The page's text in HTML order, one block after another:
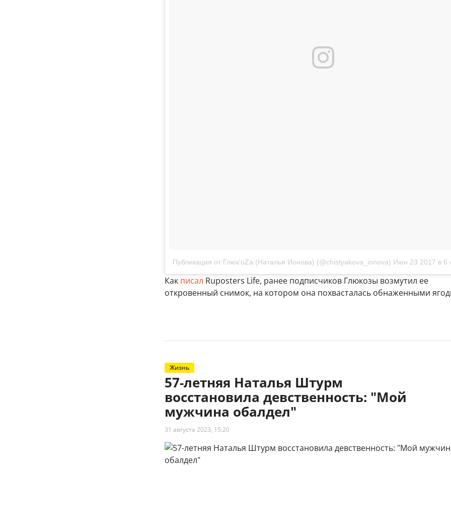
Публикация от Глюк'oZa (Наталья Ионова) (@chistyakova_ionova) Июн 23 2017 в
Как писал Ruposters Life, ранее подписчиков Глюкозы возмутил ее
откровенный снимок, на котором она похвасталась обнаженными
Жизнь
57-летняя Наталья Штурм
восстановила девственность: "Мой
мужчина обалдел"
31 августа 2023, 15:20